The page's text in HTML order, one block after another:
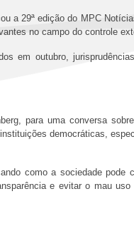
a 29ª edição do MPC
no campo do controle
em outubro,
para uma conversa
democráticas,
como a sociedade pode
e evitar o mau